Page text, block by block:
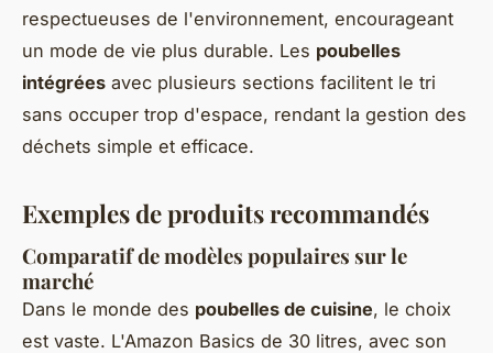
respectueuses de l'environnement, encourageant
un mode de vie plus durable. Les poubelles
intégrées avec plusieurs sections facilitent le tri
sans occuper trop d'espace, rendant la gestion des
déchets simple et efficace.
Exemples de produits recommandés
Comparatif de modèles populaires sur le
marché
Dans le monde des poubelles de cuisine, le choix
est vaste. L'Amazon Basics de 30 litres, avec son